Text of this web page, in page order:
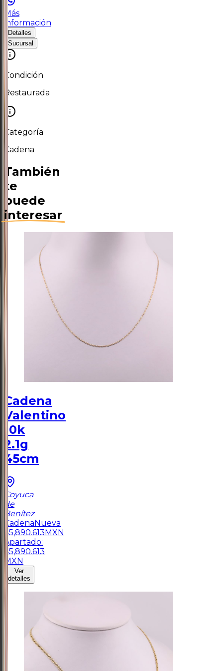
Más
información
Detalles
Sucursal
Condición
Restaurada
Categoría
Cadena
También
te
puede
interesar
Cadena
Valentino
10k
2.1g
45cm
Coyuca
de
Benítez
Cadena Nueva
$5,890.613 MXN
Apartado:
$5,890.613
MXN
Ver
detalles